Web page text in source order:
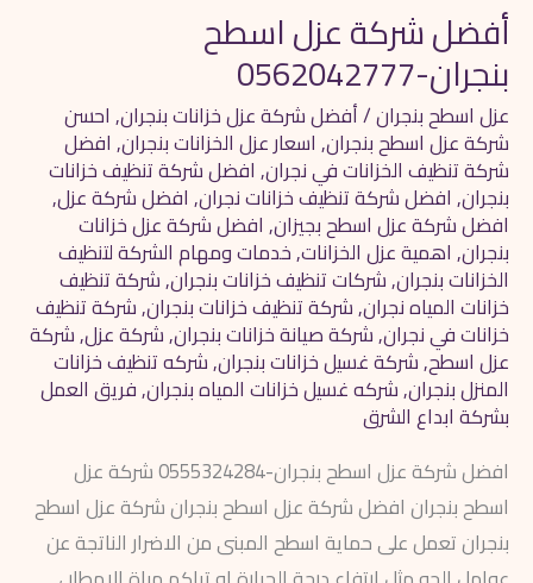
أفضل شركة عزل اسطح
بنجران-0562042777
عزل اسطح بنجران/أفضل شركة عزل خزانات بنجران, احسن
شركة عزل اسطح بنجران, اسعار عزل الخزانات بنجران, افضل
شركة تنظيف الخزانات في نجران, افضل شركة تنظيف خزانات
بنجران, افضل شركة تنظيف خزانات نجران, افضل شركة عزل,
افضل شركة عزل اسطح بجيزان, افضل شركة عزل خزانات
بنجران, اهمية عزل الخزانات,خدمات ومهام الشركة لتنظيف
الخزانات بنجران,شركات تنظيف خزانات بنجران,شركة تنظيف
خزانات المياه نجران,شركة تنظيف خزانات بنجران,شركة تنظيف
خزانات في نجران,شركة صيانة خزانات بنجران,شركة عزل,شركة
عزل اسطح,شركة غسيل خزانات بنجران,شركه تنظيف خزانات
المنزل بنجران,شركه غسيل خزانات المياه بنجران,فريق العمل
بشركة ابداع الشرق
افضل شركة عزل اسطح بنجران-0555324284 شركة عزل
اسطح بنجران افضل شركة عزل اسطح بنجران شركة عزل اسطح
بنجران تعمل على حماية اسطح المبنى من الاضرار الناتجة عن